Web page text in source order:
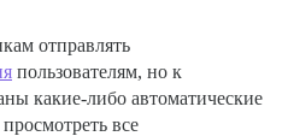
отправлять
пользователям, но к
какие-либо автоматические
все